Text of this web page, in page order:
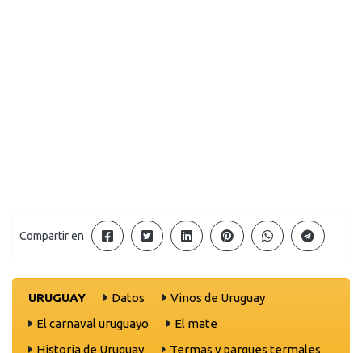
Compartir en
URUGUAY Datos
Vinos de Uruguay
El carnaval uruguayo
El mate
Historia de Uruguay
Termas y parques termales